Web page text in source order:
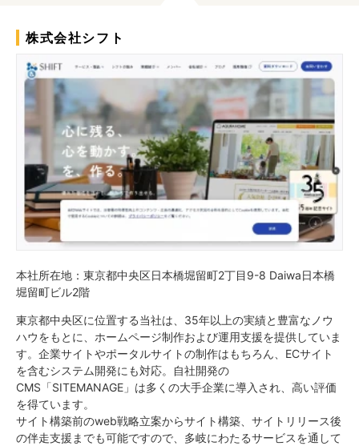
株式会社シフト
本社所在地：東京都中央区日本橋堀留町2丁目9-8 Daiwa日本橋
堀留町ビル2階
東京都中央区に位置する当社は、35年以上の実績と豊富なノウ
ハウをもとに、ホームページ制作および運用支援を提供していま
す。企業サイトやポータルサイトの制作はもちろん、ECサイト
を含むシステム開発にも対応。自社開発の
CMS「SITEMANAGE」は多くの大手企業に導入され、高い評価
を得ています。
サイト構築前のweb戦略立案からサイト構築、サイトリリース後
の伴走支援までも可能ですので、多岐にわたるサービスを通して